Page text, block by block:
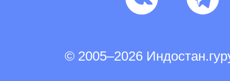
© 2005–2026